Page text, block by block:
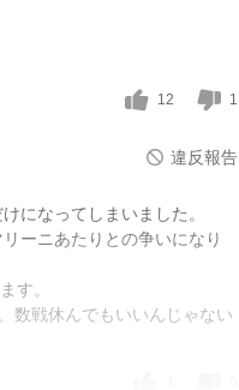
12 1
違反報告
になってしまいました。
ーニあたりとの争いになり
す。
数戦休んでもいいんじゃない